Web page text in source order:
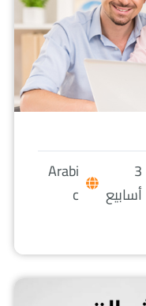
3
أسابيع
Arabi
c